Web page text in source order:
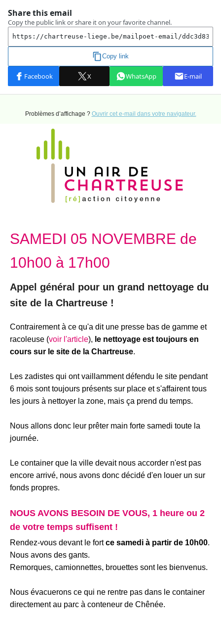
Problèmes d’affichage ? Ouvrir cet e-mail dans votre navigateur.
SAMEDI 05 NOVEMBRE de
10h00 à 17h00
Appel général pour un grand nettoyage du
site de la Chartreuse !
Contrairement à ce qu'a dit une presse bas de gamme et
racoleuse (voir l'article), le nettoyage est toujours en
cours sur le site de la Chartreuse.
Les zadistes qui ont vaillamment défendu le site pendant
6 mois sont toujours présents sur place et s'affairent tous
les jours à nettoyer la zone, mais ça prend du temps.
Nous allons donc leur prêter main forte samedi toute la
journée.
Le container que la ville devait nous accorder n'est pas
encore arrivé, nous avons donc décidé d'en louer un sur
fonds propres.
NOUS AVONS BESOIN DE VOUS, 1 heure ou 2
de votre temps suffisent !
Rendez-vous devant le fortce samedi à partir de 10h00.
Nous avons des gants.
Remorques, camionnettes, brouettes sont les bienvenus.
Nous évacuerons ce qui ne rentre pas dans le container
directement au parc à conteneur de Chênée.